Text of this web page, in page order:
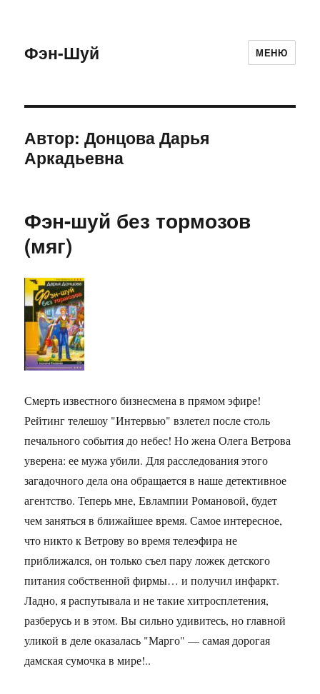
Фэн-Шуй МЕНЮ
Автор:Донцова Дарья
Аркадьевна
Фэн-шуй без тормозов
(мяг)
Смерть известного бизнесмена в прямом эфире!
Рейтинг телешоу "Интервью" взлетел после столь
печального события до небес! Но жена Олега Ветрова
уверена: ее мужа убили. Для расследования этого
загадочного дела она обращается в наше детективное
агентство. Теперь мне, Евлампии Романовой, будет
чем заняться в ближайшее время. Самое интересное,
что никто к Ветрову во время телеэфира не
приближался, он только съел пару ложек детского
питания собственной фирмы… и получил инфаркт.
Ладно, я распутывала и не такие хитросплетения,
разберусь и в этом. Вы сильно удивитесь, но главной
уликой в деле оказалась "Марго" — самая дорогая
дамская сумочка в мире!..